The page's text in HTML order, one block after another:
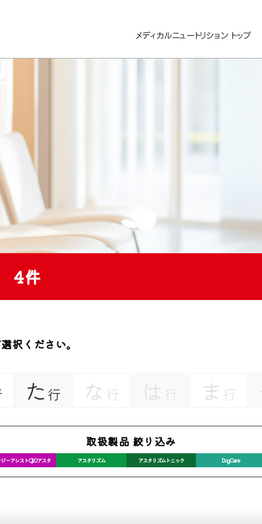
メディカルニュートリション トップ
4件
択ください。
た行 な 行 ま 行
取扱製品 絞り込み
ーアシストQ10アスタ アスタリズム アスタリズムトニック DogCare